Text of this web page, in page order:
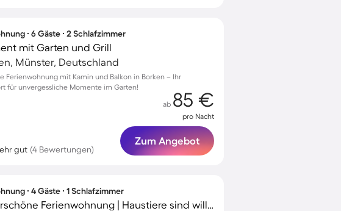
∙ 6 Gäste ∙ 2 Schlafzimmer
mit Garten und Grill
Münster, Deutschland
Ferienwohnung mit Kamin und Balkon in Borken – Ihr
für unvergessliche Momente im Garten!
gut (4 Bewertungen)
ab 85 €
pro Nacht
Zum Angebot
∙ 4 Gäste ∙ 1 Schlafzimmer
Wunderschöne Ferienwohnung | Haustiere sind willkommen